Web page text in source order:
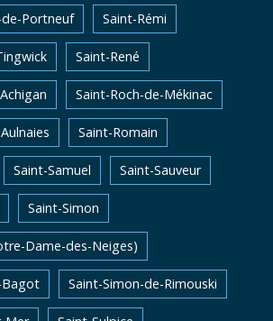
Portneuf Saint-Rémi
Saint-René
Saint-Roch-de-Mékinac
Saint-Romain
Saint-Samuel Saint-Sauveur
Saint-Simon
Dame-des-Neiges)
Bagot Saint-Simon-de-Rimouski